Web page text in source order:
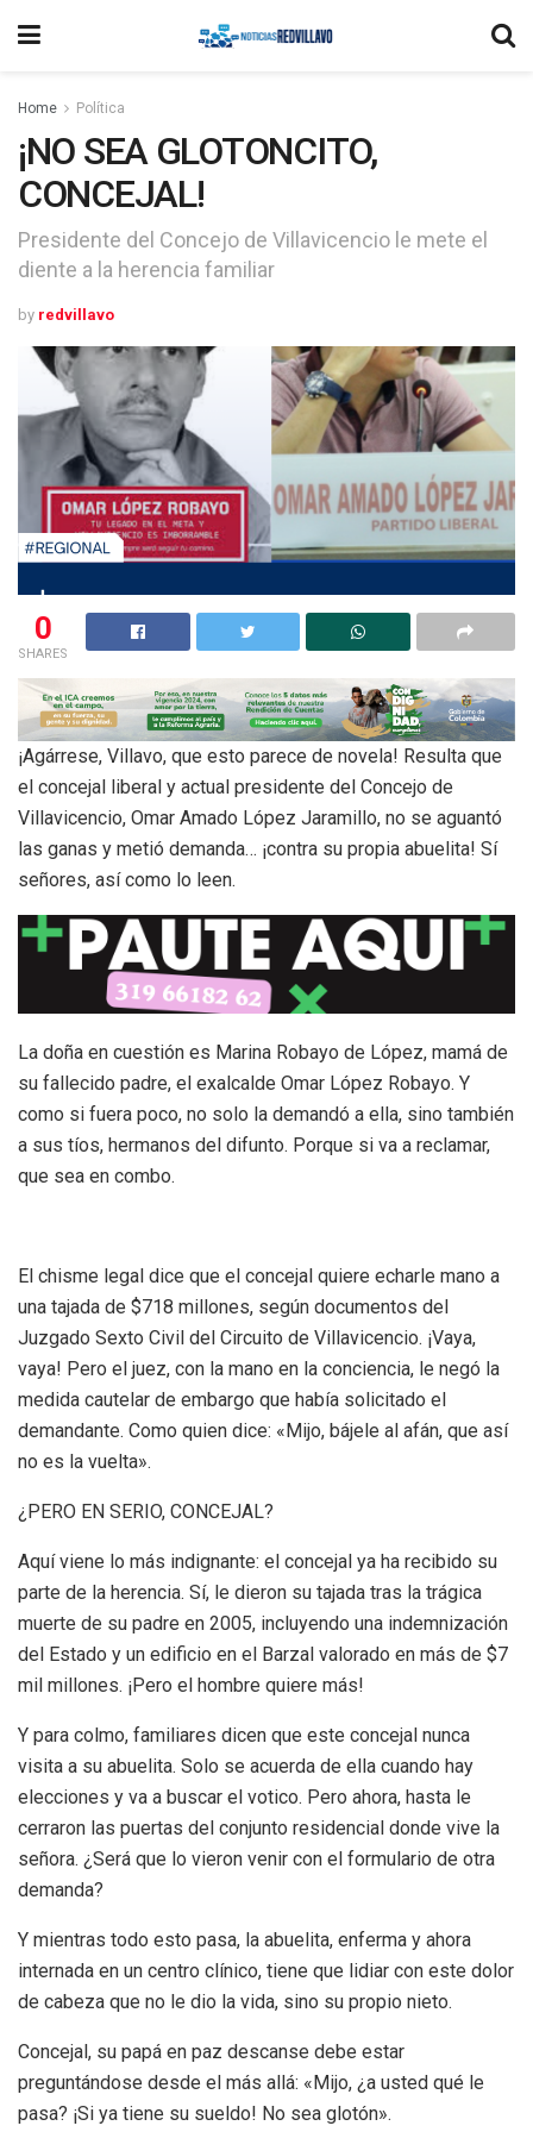
Home Política
¡NO SEA GLOTONCITO,
CONCEJAL!
Presidente del Concejo de Villavicencio le mete el
diente a la herencia familiar
by redvillavo
0
SHARES
¡Agárrese, Villavo, que esto parece de novela! Resulta que
el concejal liberal y actual presidente del Concejo de
Villavicencio, Omar Amado López Jaramillo, no se aguantó
las ganas y metió demanda… ¡contra su propia abuelita! Sí
señores, así como lo leen.
La doña en cuestión es Marina Robayo de López, mamá de
su fallecido padre, el exalcalde Omar López Robayo. Y
como si fuera poco, no solo la demandó a ella, sino también
a sus tíos, hermanos del difunto. Porque si va a reclamar,
que sea en combo.
El chisme legal dice que el concejal quiere echarle mano a
una tajada de $718 millones, según documentos del
Juzgado Sexto Civil del Circuito de Villavicencio. ¡Vaya,
vaya! Pero el juez, con la mano en la conciencia, le negó la
medida cautelar de embargo que había solicitado el
demandante. Como quien dice: «Mijo, bájele al afán, que así
no es la vuelta».
¿PERO EN SERIO, CONCEJAL?
Aquí viene lo más indignante: el concejal ya ha recibido su
parte de la herencia. Sí, le dieron su tajada tras la trágica
muerte de su padre en 2005, incluyendo una indemnización
del Estado y un edificio en el Barzal valorado en más de $7
mil millones. ¡Pero el hombre quiere más!
Y para colmo, familiares dicen que este concejal nunca
visita a su abuelita. Solo se acuerda de ella cuando hay
elecciones y va a buscar el votico. Pero ahora, hasta le
cerraron las puertas del conjunto residencial donde vive la
señora. ¿Será que lo vieron venir con el formulario de otra
demanda?
Y mientras todo esto pasa, la abuelita, enferma y ahora
internada en un centro clínico, tiene que lidiar con este dolor
de cabeza que no le dio la vida, sino su propio nieto.
Concejal, su papá en paz descanse debe estar
preguntándose desde el más allá: «Mijo, ¿a usted qué le
pasa? ¡Si ya tiene su sueldo! No sea glotón».